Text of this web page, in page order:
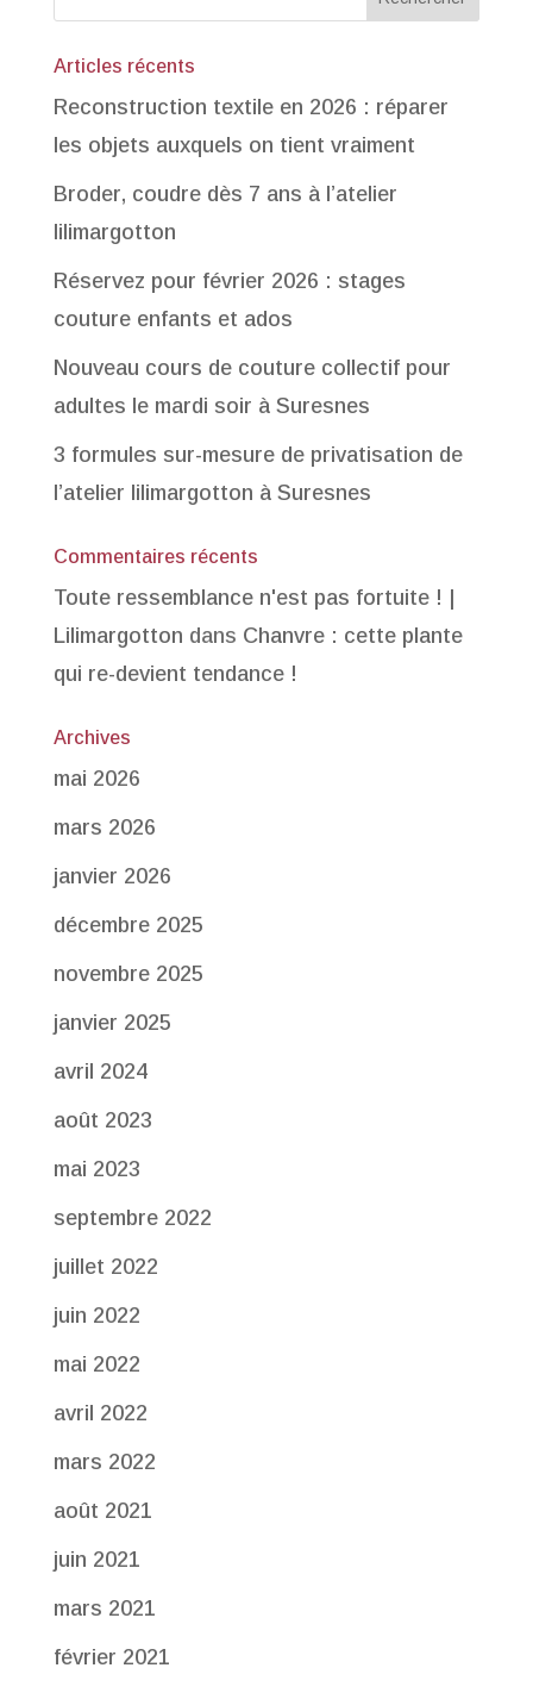
Articles récents
Reconstruction textile en 2026 : réparer
les objets auxquels on tient vraiment
Broder, coudre dès 7 ans à l’atelier
lilimargotton
Réservez pour février 2026 : stages
couture enfants et ados
Nouveau cours de couture collectif pour
adultes le mardi soir à Suresnes
3 formules sur-mesure de privatisation de
l’atelier lilimargotton à Suresnes
Commentaires récents
Toute ressemblance n'est pas fortuite ! |
Lilimargotton dans Chanvre : cette plante
qui re-devient tendance !
Archives
mai 2026
mars 2026
janvier 2026
décembre 2025
novembre 2025
janvier 2025
avril 2024
août 2023
mai 2023
septembre 2022
juillet 2022
juin 2022
mai 2022
avril 2022
mars 2022
août 2021
juin 2021
mars 2021
février 2021